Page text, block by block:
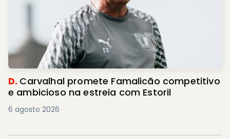
D. Carvalhal promete Famalicão competitivo
e ambicioso na estreia com Estoril
6 agosto 2026